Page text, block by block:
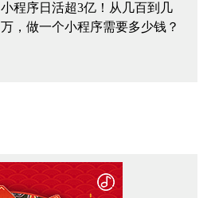
小程序日活超3亿！从几百到几
万，做一个小程序需要多少钱？